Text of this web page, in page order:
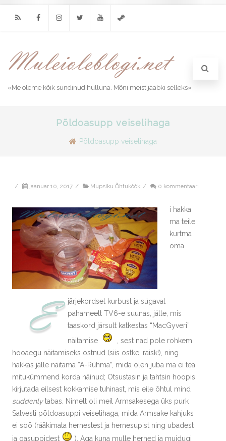
«Me oleme kõik sündinud hulluna. Mõni meist jääbki selleks»
Põldoasupp veiselihaga
Põldoasupp veiselihaga
/ jaanuar 10, 2017 / Mupsiku Õhtuköök / 0 kommentaari
E
i hakka
ma teile
kurtma
oma
järjekordset kurbust ja sügavat
pahameelt TV6-e suunas, jälle, mis
taaskord järsult katkestas “MacGyveri”
näitamise
, sest nad pole rohkem
hooaegu näitamiseks ostnud (siis ostke, raisk!), ning
hakkas jälle näitama “A-Rühma”, mida olen juba ma ei tea
mitukümmend korda näinud; Otsustasin ja tahtsin hoopis
kirjutada eilsest kokkamise tuhinast, mis eile õhtul mind
suddenlytabas. Nimelt oli meil Armsakesega üks purk
Salvesti põldoasuppi veiselihaga, mida Armsake kahjuks
ei söö (rääkimata hernestest ja hernesupist ning ubadest
ja oasuppidest
). Aga kuna mulle herned ja muidugi